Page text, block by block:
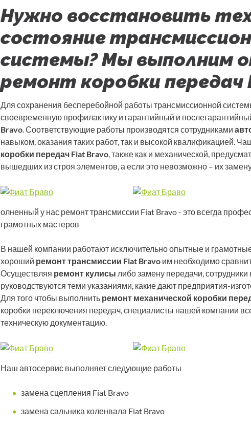
Нужно восстановить
состояние
системы? Мы выполним
ремонт коробки передач
Для сохранения бесперебойной работы трансмиссионной
своевременную профилактику и гарантийный и
Bravo. Соответствующие работы производятся сотрудниками
навыком, оказания таких работ, так и высокой квалификацией.
коробки передач Fiat Bravo, также как и механической,
вышедших из строя элементов, а если это невозможно – их
олненный у нас ремонт трансмиссии Fiat Bravo - это всегда
грамотных мастеров
В нашей компании работают исключительно опытные и
хороший ремонт трансмиссии Fiat Bravo им необходимо
Осуществляя ремонт кулисы либо замену передачи,
руководствуются теми указаниями, какие дают предприятия-
Для того чтобы выполнить ремонт механической коробки
коробки переключения передач, специалисты нашей компании
техническую документацию.
Наш автосервис выполняет следующие работы
замена сцепления Fiat Bravo
замена сальника коленвала Fiat Bravo